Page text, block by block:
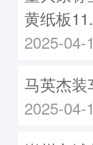
黄纸板
2025-04-
马英杰装
2025-04-